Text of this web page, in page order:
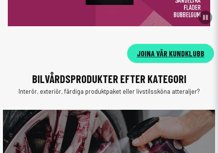
JOINA VÅR KUNDKLUBB
BILVÅRDSPRODUKTER EFTER KATEGORI
Interör, exteriör, färdiga produktpaket eller livstilssköna atteraljer?